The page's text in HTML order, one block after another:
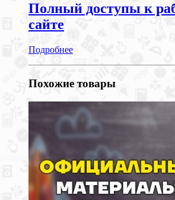
Полный доступы к
сайте
Подробнее
Похожие товары